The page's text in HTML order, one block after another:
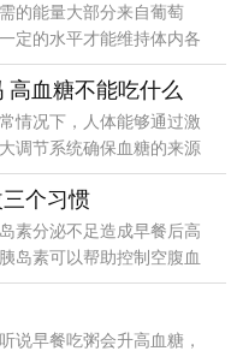
的能量大部分来自葡萄
定的水平才能维持体内各
高血糖不能吃什么
情况下，人体能够通过激
调节系统确保血糖的来源
个习惯
素分泌不足造成早餐后高
岛素可以帮助控制空腹血
说早餐吃粥会升高血糖，